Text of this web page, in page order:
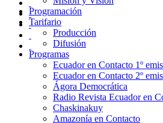
Programación
Tarifario
Producción
Difusión
Programas
Ecuador en Contacto 1º
Ecuador en Contacto 2º
Ágora Democrática
Radio Revista Ecuador en
Chaskinakuy
Amazonía en Contacto